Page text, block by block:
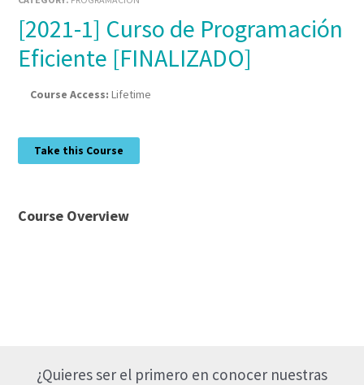
[2021-1] Curso de Programación
Eficiente [FINALIZADO]
Course Access:Lifetime
Take this Course
Course Overview
¿Quieres ser el primero en conocer nuestras